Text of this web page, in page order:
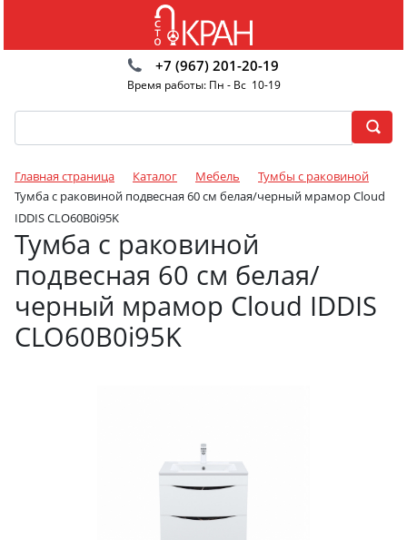
+7 (967) 201-20-19
Время работы: Пн - Вс 10-19
Главная страница Каталог Мебель
Тумбы с раковиной
Тумба с раковиной подвесная 60 см белая/черный мрамор Cloud
IDDIS CLO60B0i95K
Тумба с раковиной
подвесная 60 см белая/
черный мрамор Cloud IDDIS
CLO60B0i95K